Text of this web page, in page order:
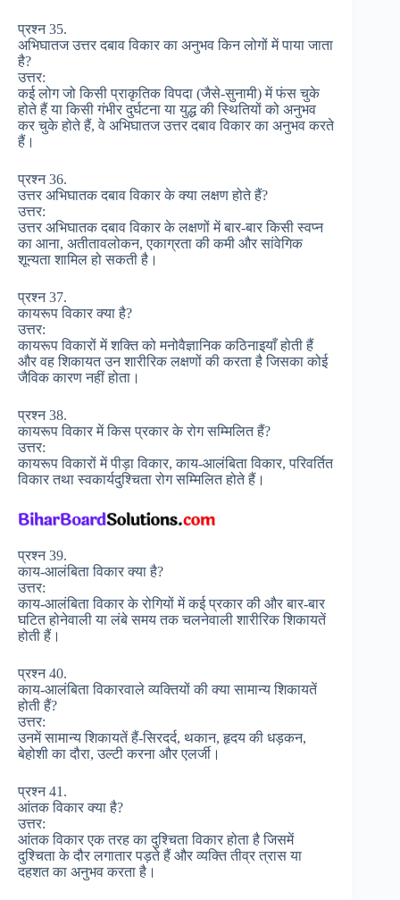
प्रश्न 35.
अभिघातज उत्तर दबाव विकार का अनुभव किन लोगों में पाया जाता
है?
उत्तर:
कई लोग जो किसी प्राकृतिक विपदा (जैसे-सुनामी) में फंस चुके
होते हैं या किसी गंभीर दुर्घटना या युद्ध की स्थितियों को अनुभव
कर चुके होते हैं, वे अभिघातज उत्तर दबाव विकार का अनुभव करते
हैं।
प्रश्न 36.
उत्तर अभिघातक दबाव विकार के क्या लक्षण होते हैं?
उत्तर:
उत्तर अभिघातक दबाव विकार के लक्षणों में बार-बार किसी स्वप्न
का आना, अतीतावलोकन, एकाग्रता की कमी और सांवेगिक
शून्यता शामिल हो सकती है।
प्रश्न 37.
कायरूप विकार क्या है?
उत्तर:
कायरूप विकारों में शक्ति को मनोवैज्ञानिक कठिनाइयाँ होती हैं
और वह शिकायत उन शारीरिक लक्षणों की करता है जिसका कोई
जैविक कारण नहीं होता।
प्रश्न 38.
कायरूप विकार में किस प्रकार के रोग सम्मिलित हैं?
उत्तर:
कायरूप विकारों में पीड़ा विकार, काय-आलंबिता विकार, परिवर्तित
विकार तथा स्वकार्यदुश्चिता रोग सम्मिलित होते हैं।
प्रश्न 39.
काय-आलंबिता विकार क्या है?
उत्तर:
काय-आलंबिता विकार के रोगियों में कई प्रकार की और बार-बार
घटित होनेवाली या लंबे समय तक चलनेवाली शारीरिक शिकायतें
होती हैं।
प्रश्न 40.
काय-आलंबिता विकारवाले व्यक्तियों की क्या सामान्य शिकायतें
होती हैं?
उत्तर:
उनमें सामान्य शिकायतें हैं-सिरदर्द, थकान, हृदय की धड़कन,
बेहोशी का दौरा, उल्टी करना और एलर्जी।
प्रश्न 41.
आंतक विकार क्या है?
उत्तर:
आंतक विकार एक तरह का दुश्चिता विकार होता है जिसमें
दुश्चिता के दौर लगातार पड़ते हैं और व्यक्ति तीव्र त्रास या
दहशत का अनुभव करता है।